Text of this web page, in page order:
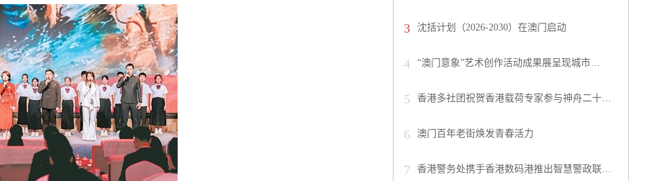
3 沈括计划（2026-2030）在澳门启动
4 “澳门意象”艺术创作活动成果展呈现城市…
5 香港多社团祝贺香港载荷专家参与神舟二十…
6 澳门百年老街焕发青春活力
7 香港警务处携手香港数码港推出智慧警政联…